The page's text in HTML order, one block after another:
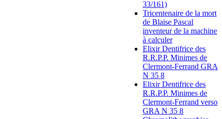
33/161)
Tricentenaire de la mort
de Blaise Pascal
inventeur de la machine
à calculer
Elixir Dentifrice des
R.R.P.P. Minimes de
Clermont-Ferrand GRA
N 35 8
Elixir Dentifrice des
R.R.P.P. Minimes de
Clermont-Ferrand verso
GRA N 35 8